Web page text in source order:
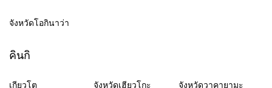
จังหวัดโอกินาว่า
คินกิ
เกียวโต จังหวัดเฮียวโกะ
จังหวัดวาคายามะ